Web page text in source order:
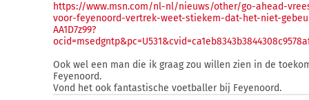
https://www.msn.com/nl-nl/nieuws/other/go-ahead-
voor-feyenoord-vertrek-weet-stiekem-dat-het-niet-
AA1D7z99?
Ook wel een man die ik graag zou willen zien in de
Feyenoord.
Vond het ook fantastische voetballer bij Feyenoord.